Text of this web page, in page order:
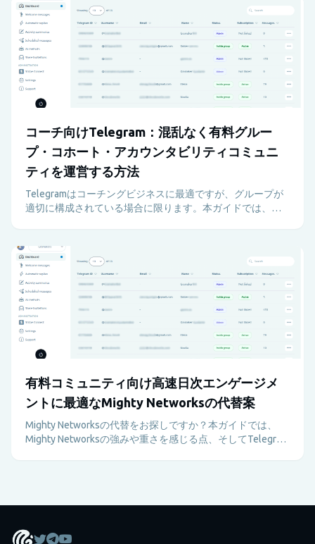
コーチ向けTelegram：混乱なく有料グルー
プ・コホート・アカウンタビリティコミュニ
ティを運営する方法
Telegramはコーチングビジネスに最適ですが、グループが
適切に構成されている場合に限ります。本ガイドでは、コ
る方法を解説します。
有料コミュニティ向け高速日次エンゲージメ
ントに最適なMighty Networksの代替案
Mighty Networksの代替をお探しですか？本ガイドでは、
Mighty Networksの強みや重さを感じる点、そしてTelegram